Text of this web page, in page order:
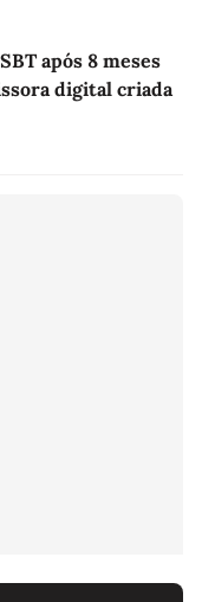
após 8 meses
digital criada